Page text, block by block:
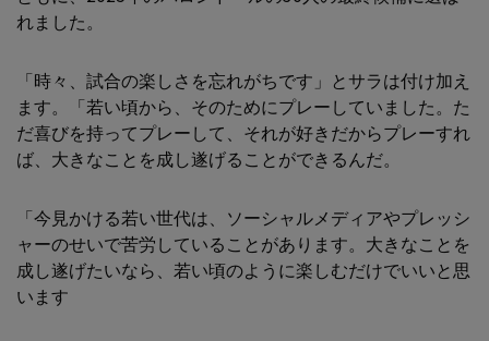
れました。
「時々、試合の楽しさを忘れがちです」とサラは付け加え
ます。「若い頃から、そのためにプレーしていました。た
だ喜びを持ってプレーして、それが好きだからプレーすれ
ば、大きなことを成し遂げることができるんだ。
「今見かける若い世代は、ソーシャルメディアやプレッシ
ャーのせいで苦労していることがあります。大きなことを
成し遂げたいなら、若い頃のように楽しむだけでいいと思
います